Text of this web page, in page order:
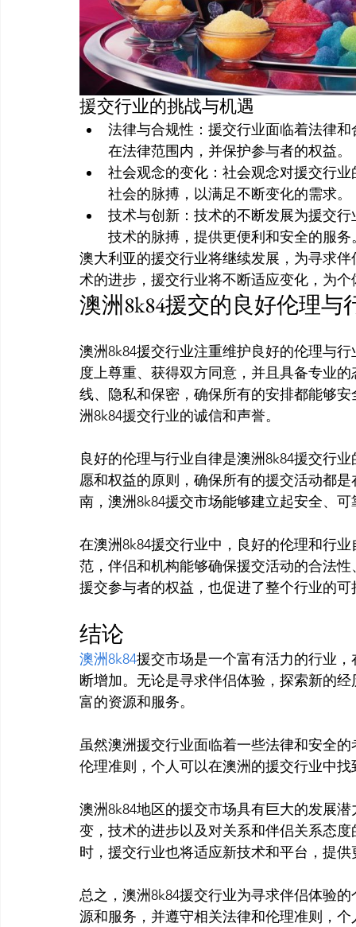
援交行业的挑战与机遇
法律与合规性：援交行业面临着法律
在法律范围内，并保护参与者的权益。
社会观念的变化：社会观念对援交行
社会的脉搏，以满足不断变化的需求。
技术与创新：技术的不断发展为援交
技术的脉搏，提供更便利和安全的服务
澳大利亚的援交行业将继续发展，为寻求
术的进步，援交行业将不断适应变化，为
澳洲8k84援交的良好伦理与
澳洲8k84援交行业注重维护良好的伦理与
度上尊重、获得双方同意，并且具备专业
线、隐私和保密，确保所有的安排都能够
洲8k84援交行业的诚信和声誉。
良好的伦理与行业自律是澳洲8k84援交行
愿和权益的原则，确保所有的援交活动都
南，澳洲8k84援交市场能够建立起安全、
在澳洲8k84援交行业中，良好的伦理和行
范，伴侣和机构能够确保援交活动的合法
结论
澳洲8k84援交市场是一个富有活力的行业
断增加。无论是寻求伴侣体验，探索新的
富的资源和服务。
虽然澳洲援交行业面临着一些法律和安全
伦理准则，个人可以在澳洲的援交行业中
澳洲8k84地区的援交市场具有巨大的发展
变，技术的进步以及对关系和伴侣关系态
时，援交行业也将适应新技术和平台，提
总之，澳洲8k84援交行业为寻求伴侣体验
源和服务，并遵守相关法律和伦理准则，